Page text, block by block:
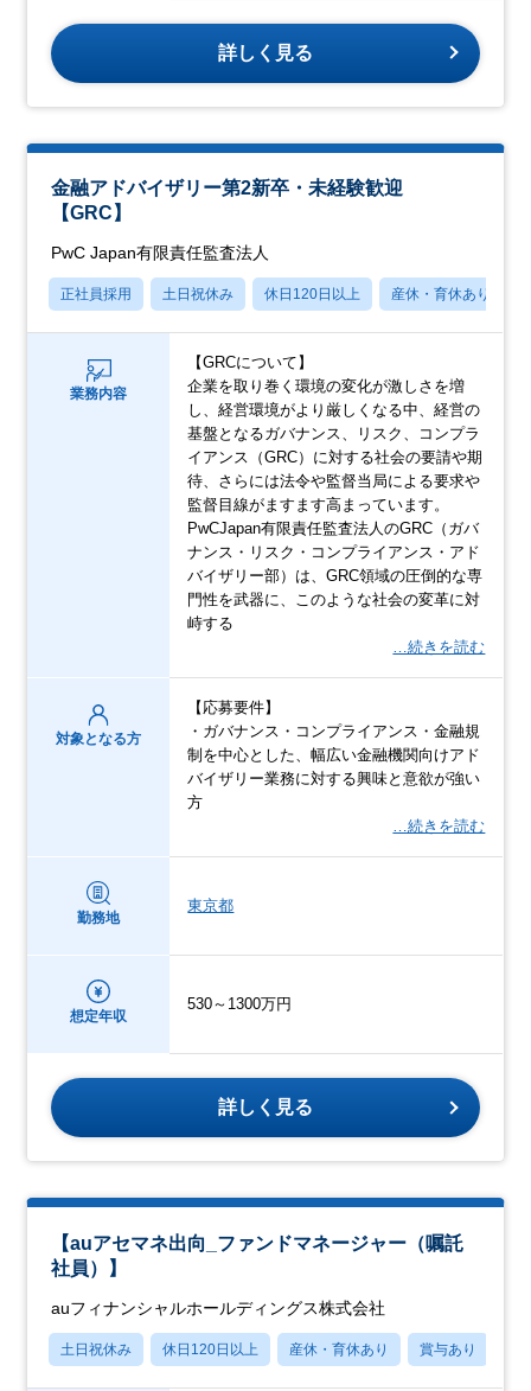
詳しく見る
金融アドバイザリー第2新卒・未経験歓迎
【GRC】
PwC Japan有限責任監査法人
正社員採用 土日祝休み 休日120日以上 産休・育休あり
業務内容
【GRCについて】
企業を取り巻く環境の変化が激しさを増
し、経営環境がより厳しくなる中、経営の
基盤となるガバナンス、リスク、コンプラ
イアンス（GRC）に対する社会の要請や期
待、さらには法令や監督当局による要求や
監督目線がますます高まっています。
PwCJapan有限責任監査法人のGRC（ガバ
ナンス・リスク・コンプライアンス・アド
バイザリー部）は、GRC領域の圧倒的な専
門性を武器に、このような社会の変革に対
峙する
…続きを読む
対象となる方
【応募要件】
・ガバナンス・コンプライアンス・金融規
制を中心とした、幅広い金融機関向けアド
バイザリー業務に対する興味と意欲が強い
方
…続きを読む
勤務地
東京都
想定年収
530～1300万円
詳しく見る
【auアセマネ出向_ファンドマネージャー（嘱託
社員）】
auフィナンシャルホールディングス株式会社
土日祝休み 休日120日以上 産休・育休あり 賞与あり